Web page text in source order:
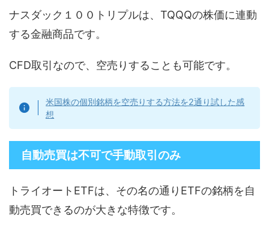
ナスダック１００トリプルは、TQQQの株価に連動
する金融商品です。
CFD取引なので、空売りすることも可能です。
米国株の個別銘柄を空売りする方法を2通り試した感
想
自動売買は不可で手動取引のみ
トライオートETFは、その名の通りETFの銘柄を自
動売買できるのが大きな特徴です。